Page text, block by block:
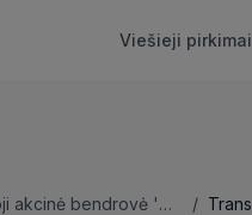
Viešieji pirkimai
Uždaroji akcinė bendrovė 'VILNIAUS VANDENYS' /